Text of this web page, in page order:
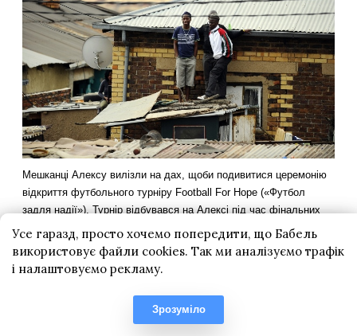
Усе гаразд, просто хочемо попередити, що Бабель
використовує файли cookies. Так ми аналізуємо трафік
і налаштовуємо рекламу.
Зрозуміло